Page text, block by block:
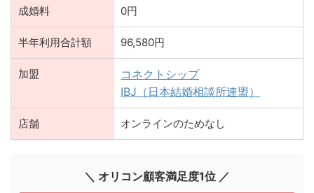
成婚料 0円
半年利用合計額 96,580円
加盟
コネクトシップ
IBJ（日本結婚相談所連盟）
店舗 オンラインのためなし
＼ オリコン顧客満足度1位 ／